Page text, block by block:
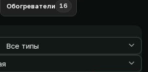
Обогреватели 16